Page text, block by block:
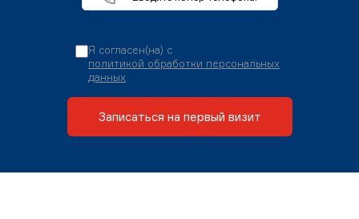
Я согласен(на) с
политикой обработки персональных
данных
Записаться на первый визит